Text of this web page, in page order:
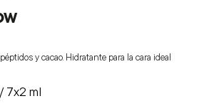
y cacao. Hidratante para la cara ideal
/ 7x2 ml